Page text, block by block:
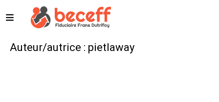
Auteur/autrice : pietlaway